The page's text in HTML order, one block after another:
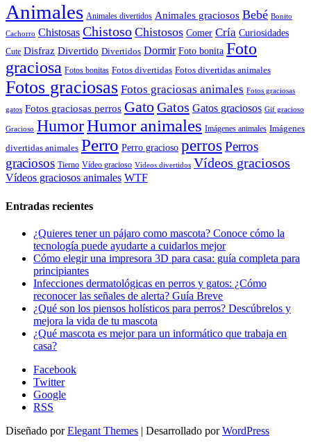
Animales Animales divertidos Animales graciosos Bebé Bonito
Cachorro Chistosas Chistoso Chistosos Comer Cría Curiosidades
Cute Disfraz Divertido Divertidos Dormir Foto bonita Foto
graciosa Fotos bonitas Fotos divertidas Fotos divertidas animales
Fotos graciosas Fotos graciosas animales Fotos graciosas
gatos Fotos graciosas perros GatoGatos Gatos graciosos Gif gracioso
Gracioso HumorHumor animales Imágenes animales Imágenes
divertidas animales Perro Perro gracioso perros Perros
graciosos Tierno Vídeo gracioso Vídeos divertidos Vídeos graciosos
Vídeos graciosos animales WTF
Entradas recientes
¿Quieres tener un pájaro como mascota? Conoce cómo la
tecnología puede ayudarte a cuidarlos mejor
Cómo elegir una impresora 3D para casa: guía completa para
principiantes
Infecciones dermatológicas en perros y gatos: ¿Cómo
reconocer las señales de alerta? Guía Breve
¿Qué son los piensos holísticos para perros? Descúbrelos y
mejora la vida de tu mascota
¿Qué mascota es mejor para un informático que trabaja en
casa?
Facebook
Twitter
Google
RSS
Diseñado porElegant Themes | Desarrollado porWordPress